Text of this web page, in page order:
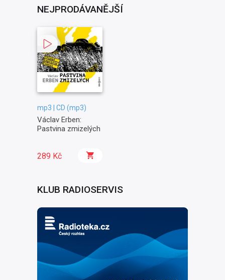
NEJPRODÁVANĚJŠÍ
mp3 | CD (mp3)
Václav Erben:
Pastvina zmizelých
289 Kč
KLUB RADIOSERVIS